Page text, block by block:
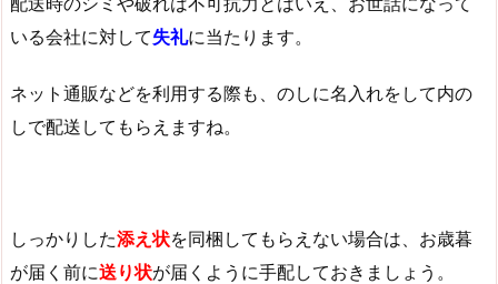
いる会社に対して失礼に当たります。
ネット通販などを利用する際も、のしに名入れをして内の
しで配送してもらえますね。
しっかりした添え状を同梱してもらえない場合は、お歳暮
が届く前に送り状が届くように手配しておきましょう。